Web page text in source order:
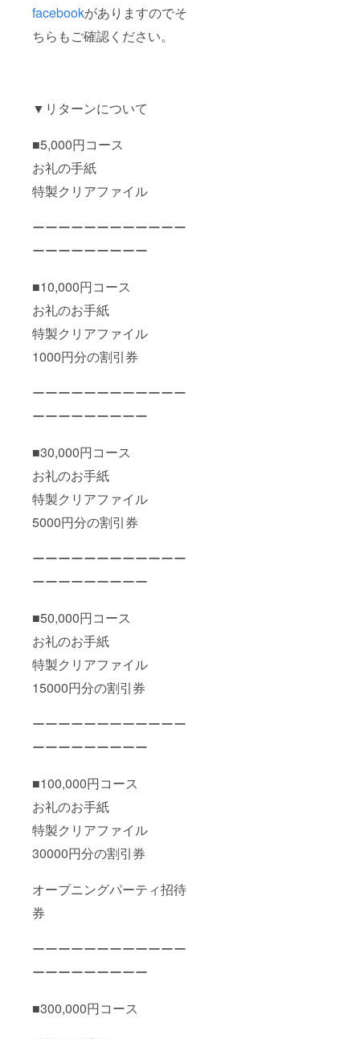
facebookがありますのでそ
ちらもご確認ください。
▼リターンについて
■5,000円コース
お礼の手紙
特製クリアファイル
ーーーーーーーーーーーー
ーーーーーーーーー
■10,000円コース
お礼のお手紙
特製クリアファイル
1000円分の割引券
ーーーーーーーーーーーー
ーーーーーーーーー
■30,000円コース
お礼のお手紙
特製クリアファイル
5000円分の割引券
ーーーーーーーーーーーー
ーーーーーーーーー
■50,000円コース
お礼のお手紙
特製クリアファイル
15000円分の割引券
ーーーーーーーーーーーー
ーーーーーーーーー
■100,000円コース
お礼のお手紙
特製クリアファイル
30000円分の割引券
オープニングパーティ招待
券
ーーーーーーーーーーーー
ーーーーーーーーー
■300,000円コース